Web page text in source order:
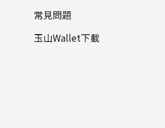
常見問題
玉山Wallet下載